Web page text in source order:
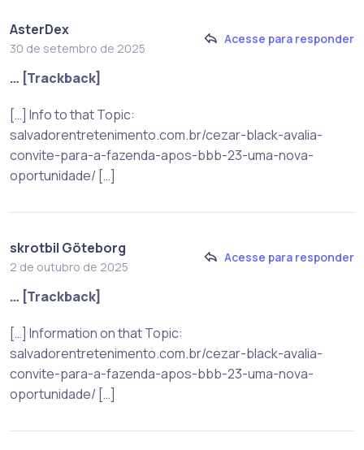
AsterDex
30 de setembro de 2025
Acesse para responder
… [Trackback]
[…] Info to that Topic:
salvadorentretenimento.com.br/cezar-black-avalia-
convite-para-a-fazenda-apos-bbb-23-uma-nova-
oportunidade/ […]
skrotbil Göteborg
2 de outubro de 2025
Acesse para responder
… [Trackback]
[…] Information on that Topic:
salvadorentretenimento.com.br/cezar-black-avalia-
convite-para-a-fazenda-apos-bbb-23-uma-nova-
oportunidade/ […]